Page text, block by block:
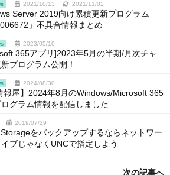
2021/10/13 2021/11/02
Server 2019向け累積更新プログラム
」不具合情報まとめ
2023/05/10
365アプリ]2023年5月の半期/月次チャ
プログラム公開！
2024/08/30
報屋】2024年8月のWindows/Microsoft 365
グラム情報を配信しました
2019/07/29
をバックアップするならネットワー
ブじゃなくUNCで指定しよう
次の記事へ